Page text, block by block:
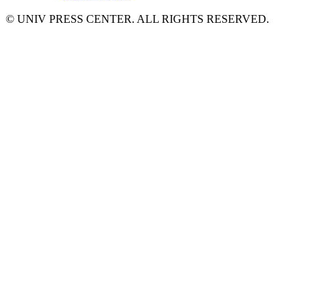
© UNIV PRESS CENTER. ALL RIGHTS RESERVED.